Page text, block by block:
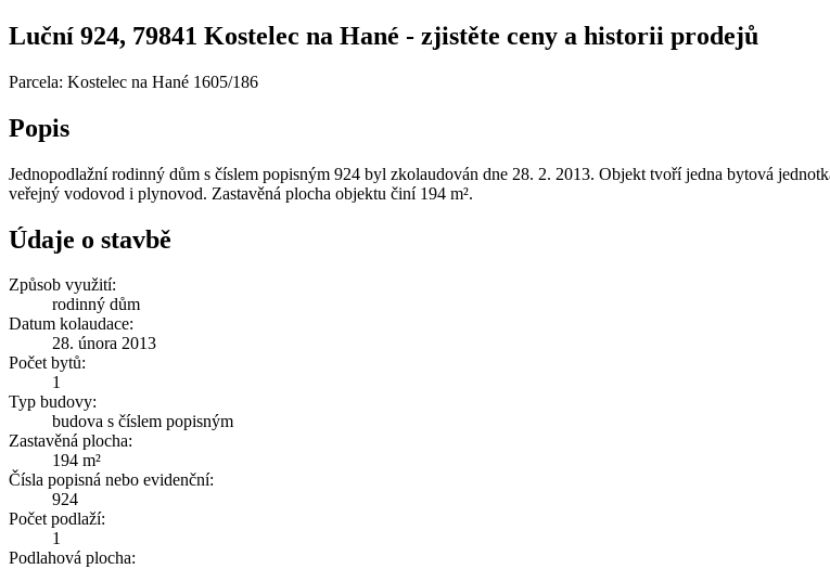
Luční 924, 79841 Kostelec na Hané - zjistěte ceny a historii prodejů
Parcela: Kostelec na Hané 1605/186
Popis
Jednopodlažní rodinný dům s číslem popisným 924 byl zkolaudován dne 28. 2. 2013. Objekt tvoří jedna bytová
veřejný vodovod i plynovod. Zastavěná plocha objektu činí 194 m².
Údaje o stavbě
Způsob využití:
rodinný dům
Datum kolaudace:
28. února 2013
Počet bytů:
1
Typ budovy:
budova s číslem popisným
Zastavěná plocha:
194 m²
Čísla popisná nebo evidenční:
924
Počet podlaží:
1
Podlahová plocha: